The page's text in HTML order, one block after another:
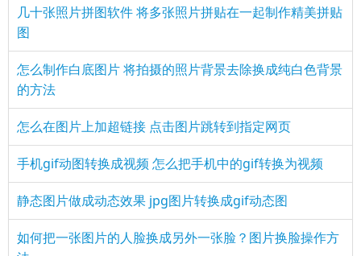
几十张照片拼图软件 将多张照片拼贴在一起制作精美拼贴
图
怎么制作白底图片 将拍摄的照片背景去除换成纯白色背景
的方法
怎么在图片上加超链接 点击图片跳转到指定网页
手机gif动图转换成视频 怎么把手机中的gif转换为视频
静态图片做成动态效果 jpg图片转换成gif动态图
如何把一张图片的人脸换成另外一张脸？图片换脸操作方